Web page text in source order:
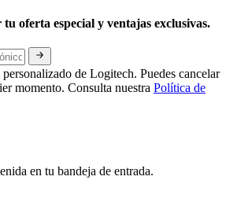
oferta especial y ventajas exclusivas.
de Logitech. Puedes cancelar
momento. Consulta nuestra Política de
en tu bandeja de entrada.